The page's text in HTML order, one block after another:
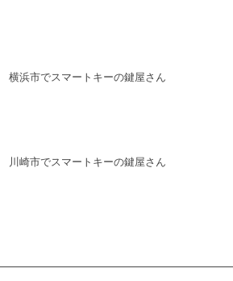
横浜市でスマートキーの鍵屋さん
川崎市でスマートキーの鍵屋さん